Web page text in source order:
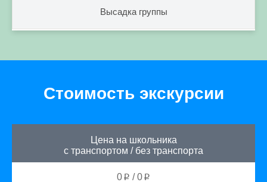
Высадка группы
Стоимость экскурсии
Цена на школьника
с транспортом / без транспорта
0 p /0 p